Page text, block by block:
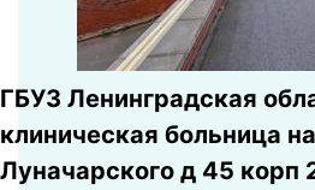
ГБУЗ Ленинградская
клиническая больница
Луначарского д 45 корп